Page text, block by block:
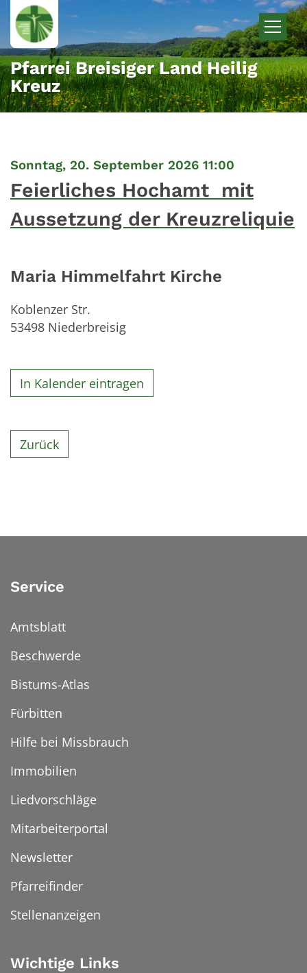
Zum Inhalt springen
Pfarrei Breisiger Land Heilig
Kreuz
Sonntag, 20. September 2026 11:00
Feierliches Hochamt mit
Aussetzung der Kreuzreliquie
Maria Himmelfahrt Kirche
Koblenzer Str.
53498 Niederbreisig
In Kalender eintragen
Zurück
Service
Amtsblatt
Beschwerde
Bistums-Atlas
Fürbitten
Hilfe bei Missbrauch
Immobilien
Liedvorschläge
Mitarbeiterportal
Newsletter
Pfarreifinder
Stellenanzeigen
Wichtige Links